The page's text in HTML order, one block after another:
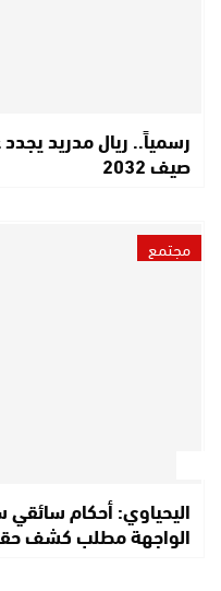
رسمياً.. ريال مدريد
صيف 2032
مجتمع
اليحياوي: أحكام سائقي
الواجهة مطلب كشف